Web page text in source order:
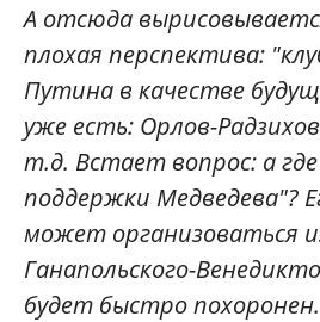
А отсюда
плохая перспектива:
Путина в качестве
уже есть: Орлов-
т.д. Встает вопрос: а где
поддержки Медведева"?
может организоваться
Ганапольского-
будет быстро похоронен.